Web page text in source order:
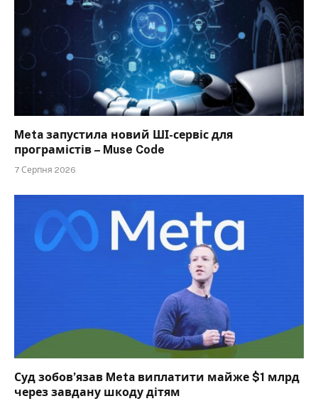
Meta запустила новий ШІ-сервіс для
програмістів – Muse Code
7 Серпня 2026
Суд зобов’язав Meta виплатити майже $1 млрд
через завдану шкоду дітям